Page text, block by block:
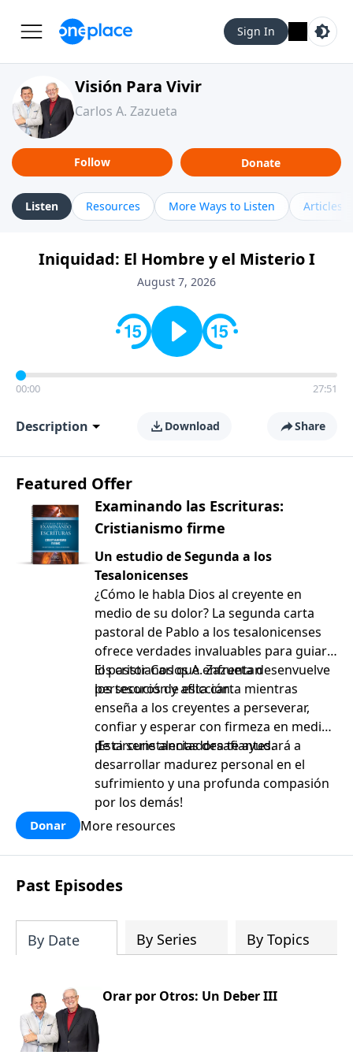
Sign In
Visión Para Vivir
Carlos A. Zazueta
Follow Donate
Listen Resources More Ways to Listen Articles
Iniquidad: El Hombre y el Misterio I
August 7, 2026
00:00 27:51
Description Download Share
Featured Offer
Examinando las Escrituras:
Cristianismo firme
Un estudio de Segunda a los
Tesalonicenses
¿Cómo le habla Dios al creyente en
medio de su dolor? La segunda carta
pastoral de Pablo a los tesalonicenses
ofrece verdades invaluables para guiar a
los cristianos que enfrentan
persecución y aflicción.
El pastor Carlos A. Zazueta desenvuelve
los tesoros de esta carta mientras
enseña a los creyentes a perseverar,
confiar y esperar con firmeza en medio
de circunstancias desafiantes.
¡Esta serie alentadora te ayudará a
desarrollar madurez personal en el
sufrimiento y una profunda compasión
por los demás!
Donar More resources
Past Episodes
By Date By Series By Topics
Orar por Otros: Un Deber III